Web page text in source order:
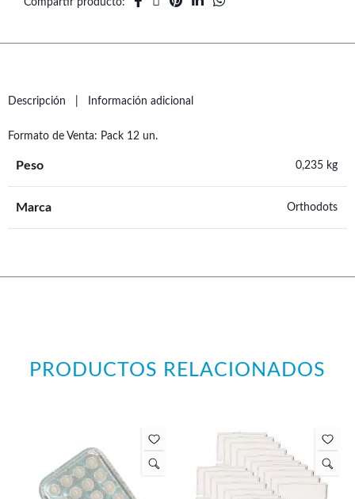
Compartir producto
Descripción Información adicional
Formato de Venta: Pack 12 un.
Peso 0,235 kg
Marca Orthodots
PRODUCTOS RELACIONADOS